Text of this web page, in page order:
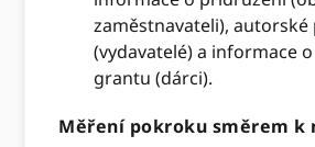
zaměstnavateli), autorské
(vydavatelé) a informace
grantu (dárci).
Měření pokroku směrem k